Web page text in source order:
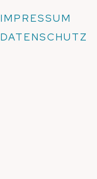
IMPRESSUM
DATENSCHUTZ